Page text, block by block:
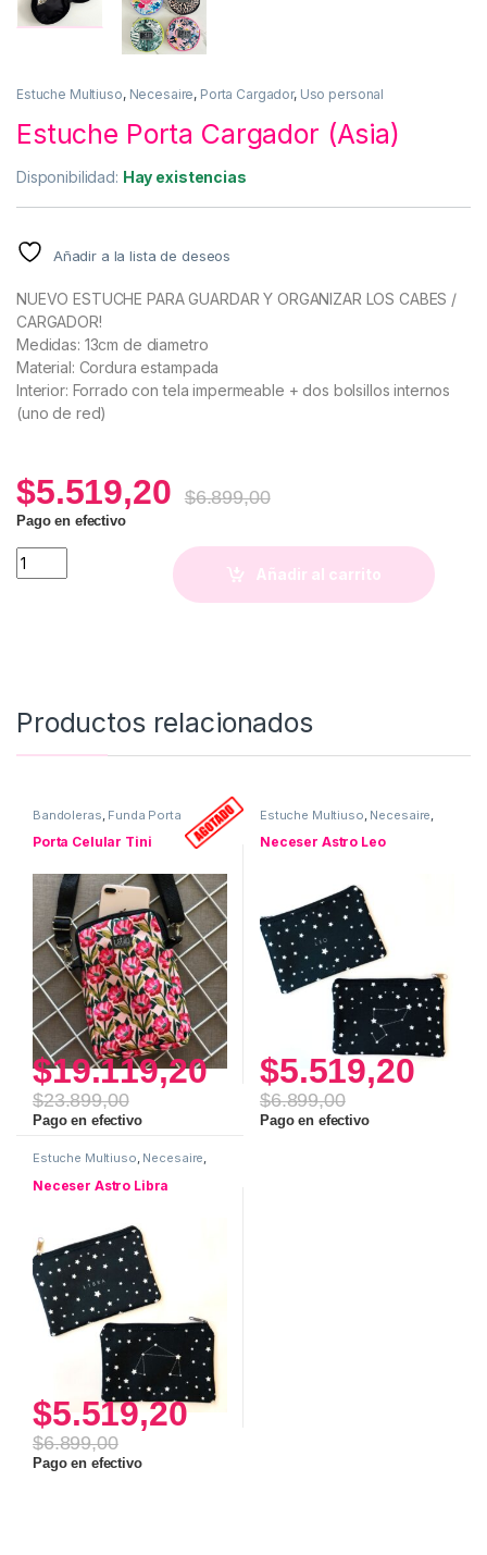
Estuche Multiuso, Necesaire, Porta Cargador, Uso personal
Estuche Porta Cargador (Asia)
Disponibilidad: Hay existencias
Añadir a la lista de deseos
NUEVO ESTUCHE PARA GUARDAR Y ORGANIZAR LOS CABES /
CARGADOR!
Medidas: 13cm de diametro
Material: Cordura estampada
Interior: Forrado con tela impermeable + dos bolsillos internos
(uno de red)
$5.519,20 $6.899,00
Pago en efectivo
Estuche Porta Cargador (Asia) quantity
Añadir al carrito
Productos relacionados
Bandoleras Funda Porta
Uso personal
Porta Celular Tini
$19.119,20
$23.899,00
Pago en efectivo
Estuche Multiuso Necesaire
Uso personal
Neceser Astro Leo
$5.519,20
$6.899,00
Pago en efectivo
Estuche Multiuso, Necesaire,
Neceser Astro Libra
$5.519,20
$6.899,00
Pago en efectivo